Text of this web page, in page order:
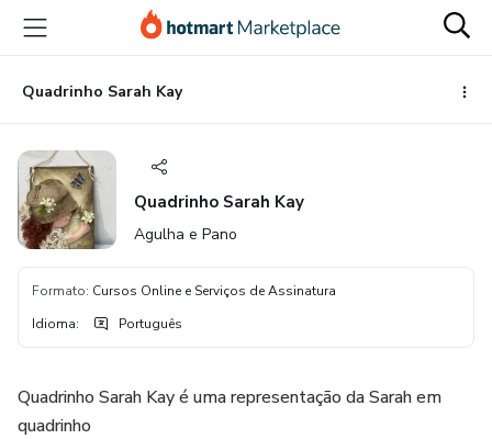
para
conteúdo
principal
para
pagamento
para
rodapéQuadrinho Sarah Kay
Quadrinho Sarah Kay
Agulha e Pano
Formato: Cursos Online e Serviços de Assinatura
Idioma: Português
Quadrinho Sarah Kay é uma representação da Sarah em
quadrinho